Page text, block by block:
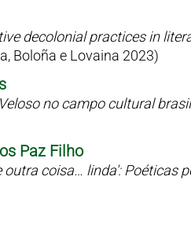
decolonial practices in
Boloña e Lovaina 2023)
no campo cultural
Paz Filho
outra coisa… linda': Poéticas